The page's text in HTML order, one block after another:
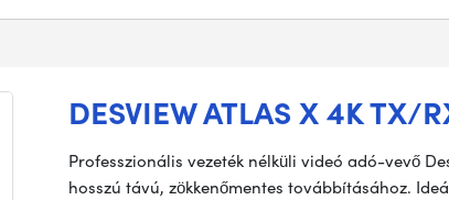
DESVIEW ATLAS X 4K TX/
Professzionális vezeték nélküli videó adó-vevő
hosszú távú, zökkenőmentes továbbításához.